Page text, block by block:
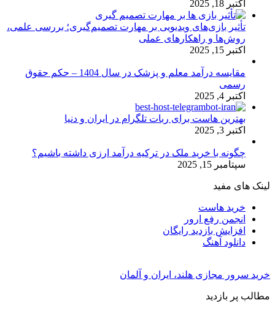
اکتبر 18, 2025
تأثیر بازی‌های ویدیویی بر مهارت تصمیم‌گیری؛ بررسی علمی،
روش‌ها و راهکارهای عملی
اکتبر 15, 2025
مقایسه درآمد معلم و پزشک در سال 1404 – حکم حقوق
رسمی
اکتبر 4, 2025
بهترین هاست برای ربات تلگرام در ایران و دنیا
اکتبر 3, 2025
چگونه با خرید ملک در ترکیه درآمد ارزی داشته باشیم؟
سپتامبر 15, 2025
لینک های مفید
خرید هاست
انجمن رفع ارور
افزایش بازدید رایگان
دانلود آهنگ
خرید سرور مجازی هلند، ایران و آلمان
مطالب پر بازدید